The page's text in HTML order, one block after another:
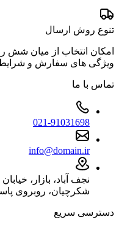
تنوع روش ارسال
امکان انتخاب از میان
ویژگی های سفارش و
تماس با ما
021-91031698
info@domain.ir
نجف آباد، بازار،
شکرچیان، روبروی
دسترسی سریع